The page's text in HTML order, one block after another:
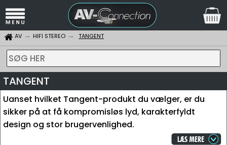
AV HIFI STEREO TANGENT
SØG HER
TANGENT
Uanset hvilket Tangent-produkt du vælger, er du
sikker på at få kompromisløs lyd, karakterfyldt
design og stor brugervenlighed.